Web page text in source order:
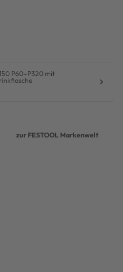
P60–P320 mit
zur FESTOOL Markenwelt